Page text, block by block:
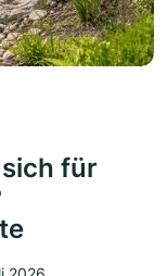
für